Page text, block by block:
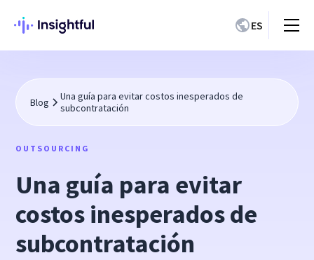
ES
Blog
Una guía para evitar costos inesperados de
subcontratación
OUTSOURCING
Una guía para evitar
costos inesperados de
subcontratación